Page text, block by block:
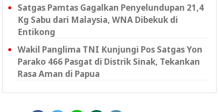
Satgas Pamtas Gagalkan Penyelundupan 21,4
Kg Sabu dari Malaysia, WNA Dibekuk di
Entikong
Wakil Panglima TNI Kunjungi Pos Satgas Yon
Parako 466 Pasgat di Distrik Sinak, Tekankan
Rasa Aman di Papua